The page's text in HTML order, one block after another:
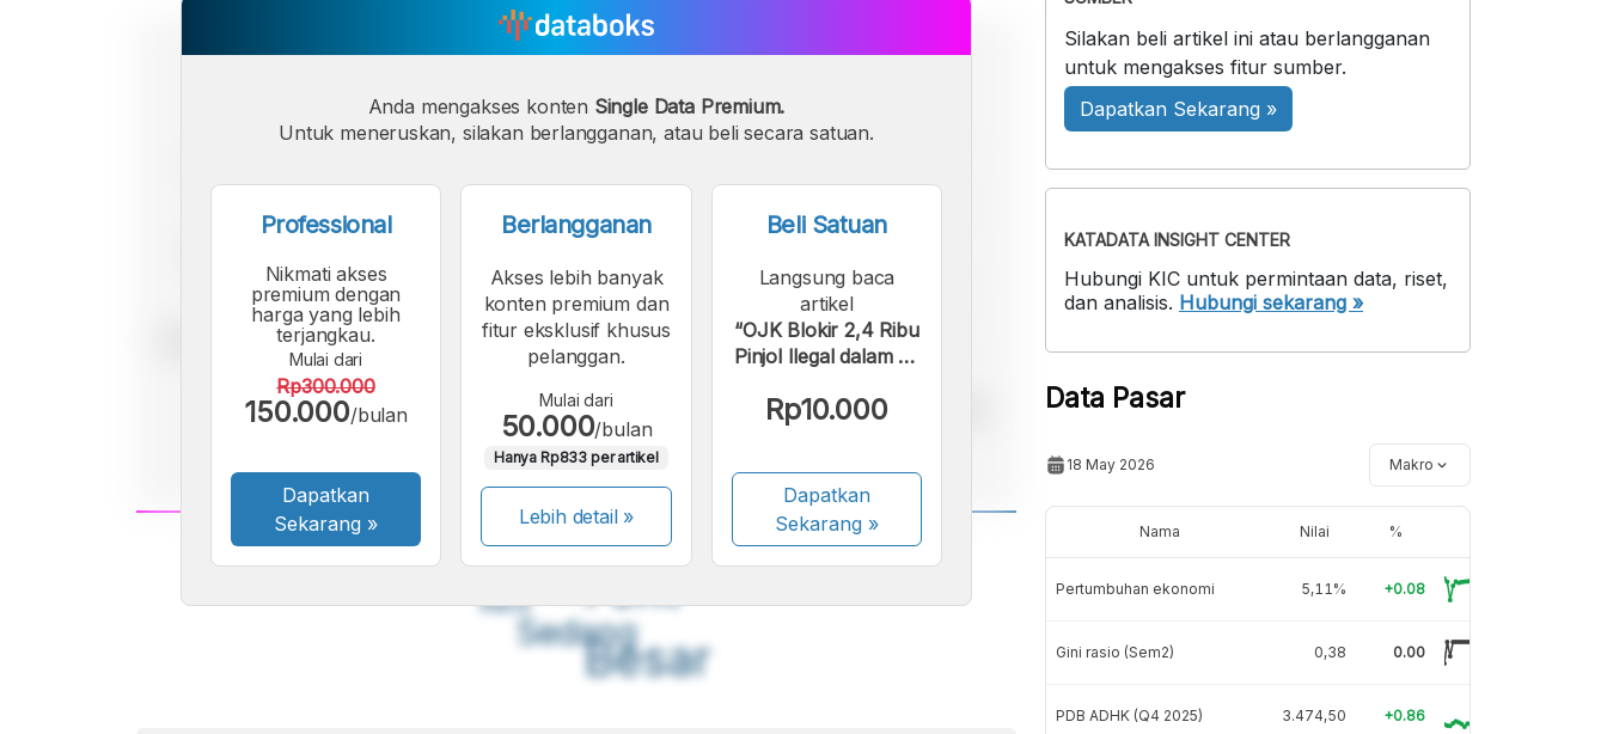
A
Font
Kecil
A
Sedang
A
Besar
Anda mengakses konten Single Data Premium.
Untuk meneruskan, silakan berlangganan, atau beli secara satuan.
Professional
Nikmati akses
premium dengan
harga yang lebih
terjangkau.
Mulai dari
Rp300.000
150.000/bulan
Dapatkan
Sekarang »
Berlangganan
Akses lebih banyak
konten premium dan
fitur eksklusif khusus
pelanggan.
Mulai dari
50.000/bulan
Hanya Rp833 per artikel
Lebih detail »
Beli Satuan
Langsung baca
artikel
“OJK Blokir 2,4 Ribu
Pinjol Ilegal dalam 14
Rp10.000
Dapatkan
Sekarang»
Silakan beli artikel ini atau berlangganan
untuk mengakses fitur sumber.
Dapatkan Sekarang »
KATADATA INSIGHT CENTER
Hubungi KIC untuk permintaan data, riset,
dan analisis. Hubungi sekarang »
Data Pasar
18 May 2026 Makro
Nama Nilai %
Pertumbuhan ekonomi 5,11% +0.08
Gini rasio (Sem2) 0,38 0.00
PDB ADHK (Q4 2025) 3.474,50 +0.86